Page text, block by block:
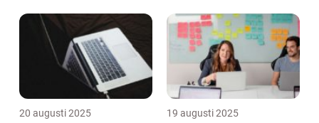
20 augusti 2025 19 augusti 2025